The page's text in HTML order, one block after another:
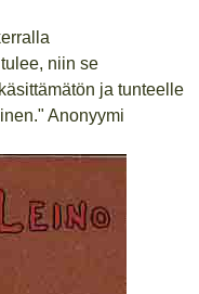
niin se
ja tunteelle
Anonyymi